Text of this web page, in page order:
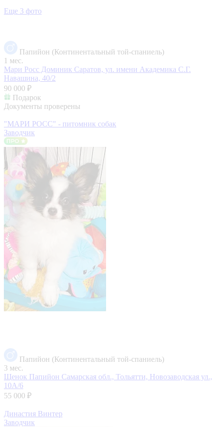
Еще 3 фото
Папийон (Континентальный той-спаниель)
1 мес.
Мари Росс Доминик Саратов, ул. имени Академика С.Г.
Навашина, 40/2
90 000 ₽
Подарок
Документы проверены
"МАРИ РОСС" - питомник собак
Заводчик
Папийон (Континентальный той-спаниель)
3 мес.
Щенок Папийон Самарская обл., Тольятти, Новозаводская ул.,
10А/6
55 000 ₽
Династия Винтер
Заводчик